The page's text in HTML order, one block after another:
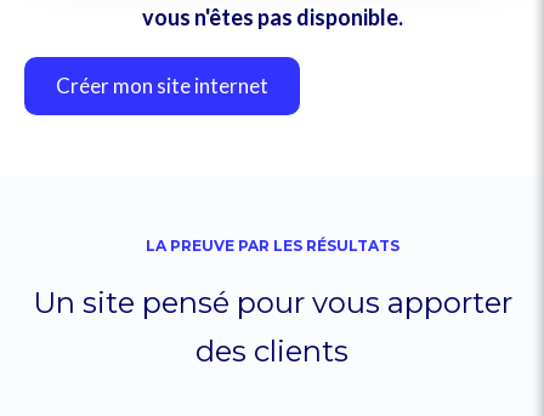
vous n'êtes pas disponible.
Créer mon site internet
LA PREUVE PAR LES RÉSULTATS
Un site pensé pour vous apporter
des clients